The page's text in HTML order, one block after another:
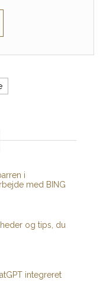
i
med BING
og tips, du
integreret